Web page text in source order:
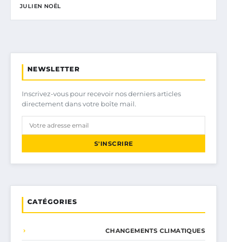
JULIEN NOËL
NEWSLETTER
Inscrivez-vous pour recevoir nos derniers articles
directement dans votre boîte mail.
S'INSCRIRE
CATÉGORIES
CHANGEMENTS CLIMATIQUES